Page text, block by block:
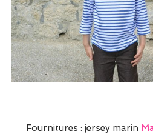
Fournitures : jersey marin